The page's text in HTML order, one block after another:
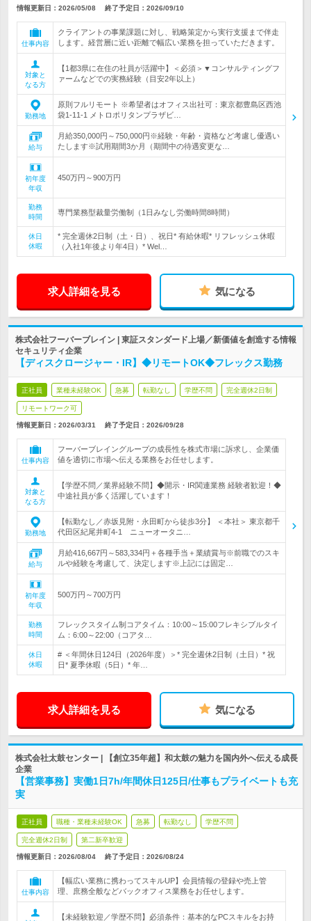
情報更新日：2026/05/08 終了予定日： 2026/09/10
仕事内容
クライアントの事業課題に対し、戦略策定から実行支援まで伴走
します。経営層に近い距離で幅広い業務を担っていただきます。
対象と
なる方
【1都3県に在住の社員が活躍中】＜必須＞▼コンサルティングフ
ァームなどでの実務経験（目安2年以上）
勤務地
原則フルリモート ※希望者はオフィス出社可：東京都豊島区西池
袋1-11-1 メトロポリタンプラザビ…
給与
月給350,000円～750,000円※経験・年齢・資格など考慮し優遇い
たします※試用期間3か月（期間中の待遇変更な…
初年度
年収
450万円～900万円
勤務
時間
専門業務型裁量労働制（1日みなし労働時間8時間）
休日
休暇
* 完全週休2日制（土・日）、祝日* 有給休暇* リフレッシュ休暇
（入社1年後より年4日）* Wel…
求人詳細を見る 気になる
株式会社フーバーブレイン | 東証スタンダード上場／新価値を創造する情報
セキュリティ企業
【ディスクロージャー・IR】◆リモートOK◆フレックス勤務
正社員 業種未経験OK 急募 転勤なし 学歴不問 完全週休2日制
リモートワーク可
情報更新日：2026/03/31 終了予定日： 2026/09/28
仕事内容
フーバーブレイングループの成長性を株式市場に訴求し、企業価
値を適切に市場へ伝える業務をお任せします。
対象と
なる方
【学歴不問／業界経験不問】◆開示・IR関連業務 経験者歓迎！◆
中途社員が多く活躍しています！
勤務地
【転勤なし／赤坂見附・永田町から徒歩3分】 ＜本社＞ 東京都千
代田区紀尾井町4-1 ニューオータニ…
給与
月給416,667円～583,334円＋各種手当＋業績賞与※前職でのスキ
ルや経験を考慮して、決定します※上記には固定…
初年度
年収
500万円～700万円
勤務
時間
フレックスタイム制コアタイム：10:00～15:00フレキシブルタイ
ム：6:00～22:00（コアタ…
休日
休暇
# ＜年間休日124日（2026年度）＞* 完全週休2日制（土日）* 祝
日* 夏季休暇（5日）* 年…
求人詳細を見る 気になる
株式会社太鼓センター | 【創立35年超】和太鼓の魅力を国内外へ伝える成長
企業
【営業事務】実働1日7h/年間休日125日/仕事もプライベートも充
実
正社員 職種・業種未経験OK 急募 転勤なし 学歴不問
完全週休2日制 第二新卒歓迎
情報更新日：2026/08/04 終了予定日： 2026/08/24
仕事内容
【幅広い業務に携わってスキルUP】会員情報の登録や売上管
理、庶務全般などバックオフィス業務をお任せします。
【未経験歓迎／学歴不問】必須条件：基本的なPCスキルをお持